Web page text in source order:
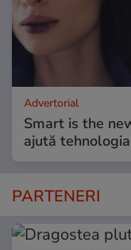
Advertorial
Smart is the
ajută
PARTENERI